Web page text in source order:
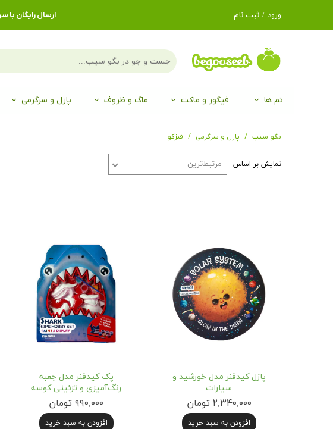
ورود / ثبت نام
حساب کاربری من
تغییر گذر واژه
خروج از حساب
ارسال رایگان با
تم ها فیگور و ماکت ماگ و ظروف پازل و سرگرمی
بگو سیب پازل و سرگرمی فنزکو
نمایش بر اساس مرتبط‌ترین
پازل کیدفنر مدل خورشید و
سیارات
۲,۳۴۰,۰۰۰ تومان
افزودن به سبد خرید
پک کیدفنر مدل جعبه
رنگ‌آمیزی و تزئینی کوسه
۹۹۰,۰۰۰ تومان
افزودن به سبد خرید